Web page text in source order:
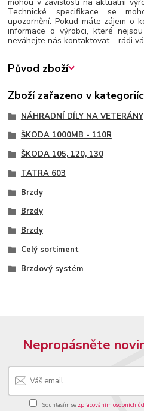
Technické specifikace se
upozornění. Pokud máte zájem o
informace o výrobci, které
neváhejte nás kontaktovat – rádi
Původ zboží
Zboží zařazeno v
NÁHRADNÍ DÍLY NA VETERÁNY
ŠKODA 1000MB - 110R
ŠKODA 105, 120, 130
TATRA 603
Brzdy
Brzdy
Brzdy
Celý sortiment
Brzdový systém
Nepropásněte
Souhlasím se zpracováním osobních